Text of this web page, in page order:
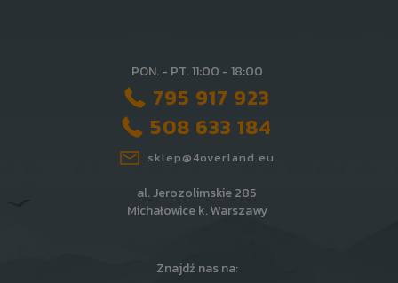
PON. - PT. 11:00 - 18:00
795 917 923
508 633 184
sklep@4overland.eu
al. Jerozolimskie 285
Michałowice k. Warszawy
Znajdź nas na: